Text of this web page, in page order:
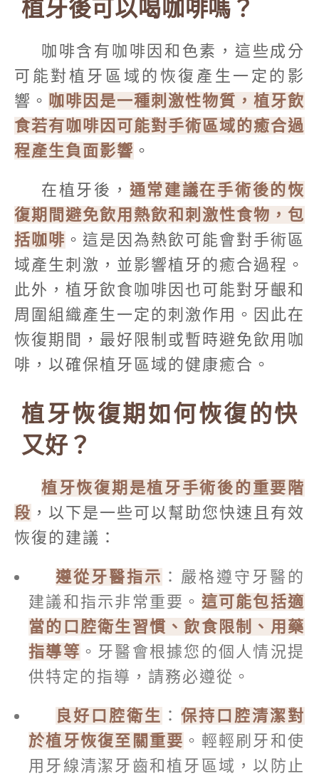
植牙後可以喝咖啡嗎？
咖啡含有咖啡因和色素，這些成分
可能對植牙區域的恢復產生一定的影
響。 咖啡因是一種刺激性物質，植牙飲
食若有咖啡因可能對手術區域的癒合過
程產生負面影響 。
在植牙後， 通常建議在手術後的恢
復期間避免飲用熱飲和刺激性食物，包
括咖啡 。這是因為熱飲可能會對手術區
域產生刺激，並影響植牙的癒合過程。
此外，植牙飲食咖啡因也可能對牙齦和
周圍組織產生一定的刺激作用。因此在
恢復期間，最好限制或暫時避免飲用咖
啡，以確保植牙區域的健康癒合。
植牙恢復期如何恢復的快
又好？
植牙恢復期是植牙手術後的重要階
段 ，以下是一些可以幫助您快速且有效
恢復的建議：
遵從牙醫指示 ：嚴格遵守牙醫的
建議和指示非常重要。 這可能包括適
當的口腔衛生習慣、飲食限制、用藥
指導等 。牙醫會根據您的個人情況提
供特定的指導，請務必遵從。
良好口腔衛生 ： 保持口腔清潔對
於植牙恢復至關重要 。輕輕刷牙和使
用牙線清潔牙齒和植牙區域，以防止